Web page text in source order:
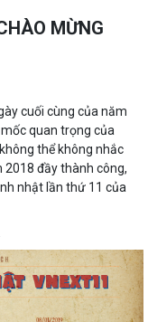
MỪNG
cuối cùng của năm
quan trọng của
thể không nhắc
2018 đầy thành công,
nhật lần thứ 11 của